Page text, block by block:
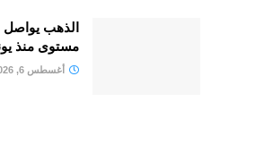
الذهب يواصل
مستوى منذ
أغسطس 6, 2026